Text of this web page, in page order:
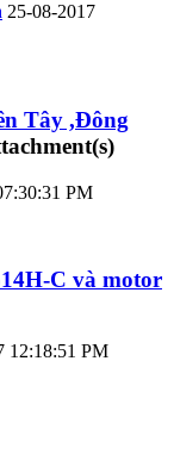
25-08-2017
Tây ,Đông
PM
C và motor
12:18:51 PM